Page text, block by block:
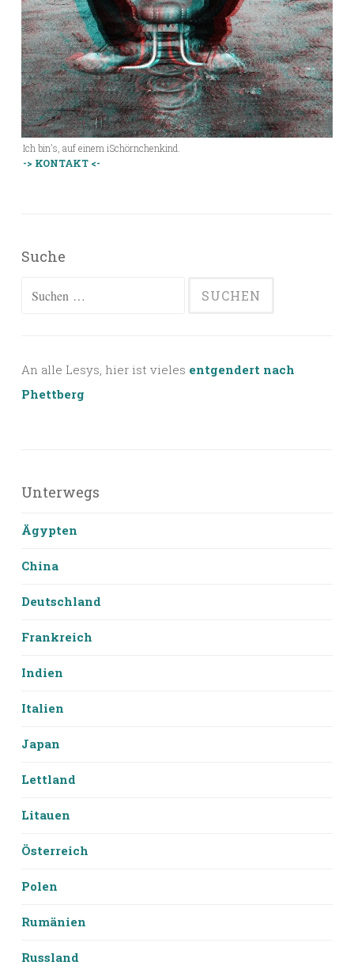
Ich bin's, auf einem iSchörnchenkind.
-> KONTAKT <-
Suche
Suchen
An alle Lesys, hier ist vieles entgendert nach
Phettberg
Unterwegs
Ägypten
China
Deutschland
Frankreich
Indien
Italien
Japan
Lettland
Litauen
Österreich
Polen
Rumänien
Russland